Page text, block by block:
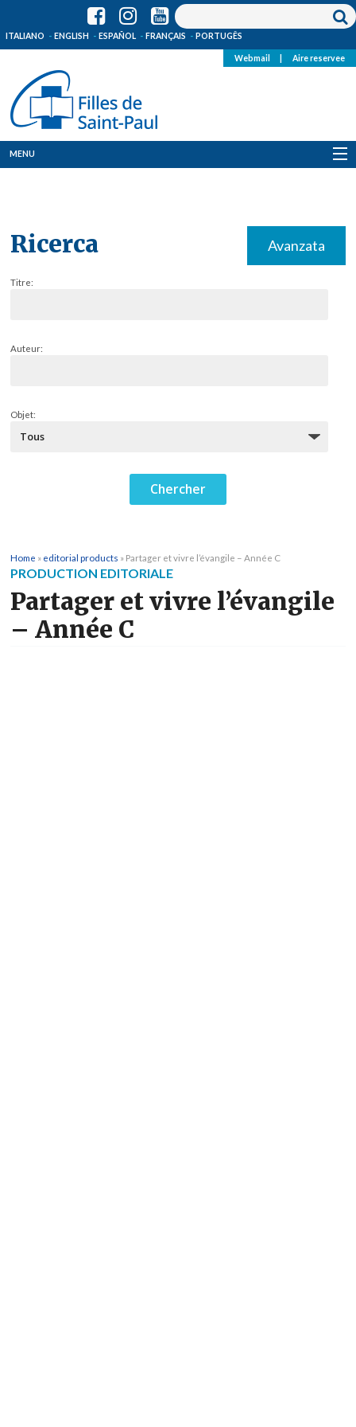
ITALIANO ENGLISH ESPAÑOL FRANÇAIS PORTUGÊS
Webmail Aire reservee
MENU
Ricerca Avanzata
Titre:
Auteur:
Objet:
Home » editorial products » Partager et vivre l’évangile – Année C
PRODUCTION EDITORIALE
Partager et vivre l’évangile
– Année C